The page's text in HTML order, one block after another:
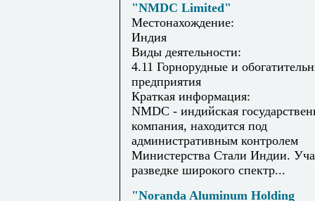
"NMDC Limited"
Местонахождение:
Индия
Виды деятельности:
4.11 Горнорудные и
предприятия
Краткая информация:
NMDC - индийская
компания, находится под
административным контролем
Министерства Стали Индии.
разведке широкого спектр...
"Noranda Aluminum Holding